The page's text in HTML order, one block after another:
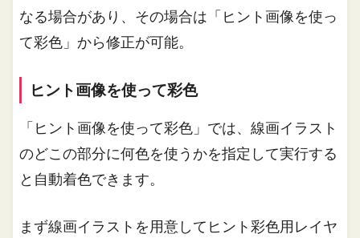
なる場合があり、その場合は「ヒント画像を使っ
て彩色」から修正が可能。
ヒント画像を使って彩色
「ヒント画像を使って彩色」では、線画イラスト
のどこの部分に何色を使うかを指定して実行する
と自動着色できます。
まず線画イラストを用意してヒント彩色用レイヤ